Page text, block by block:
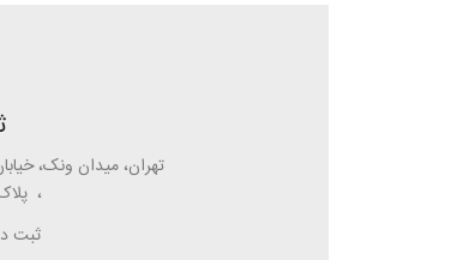
تهران، میدان ونک،
، پلاک 12، ساختمان
ثبت